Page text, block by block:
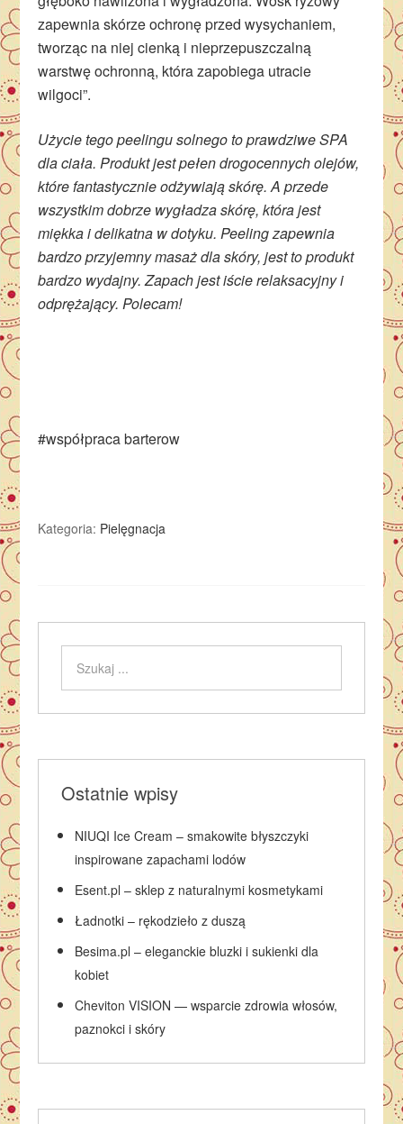
zapewnia skórze ochronę przed wysychaniem,
tworząc na niej cienką i nieprzepuszczalną
warstwę ochronną, która zapobiega utracie
wilgoci”.
Użycie tego peelingu solnego to prawdziwe SPA
dla ciała. Produkt jest pełen drogocennych olejów,
które fantastycznie odżywiają skórę. A przede
wszystkim dobrze wygładza skórę, która jest
miękka i delikatna w dotyku. Peeling zapewnia
bardzo przyjemny masaż dla skóry, jest to produkt
bardzo wydajny. Zapach jest iście relaksacyjny i
odprężający. Polecam!
#współpraca barterow
Kategoria: Pielęgnacja
Ostatnie wpisy
NIUQI Ice Cream – smakowite błyszczyki
inspirowane zapachami lodów
Esent.pl – sklep z naturalnymi kosmetykami
Ładnotki – rękodzieło z duszą
Besima.pl – eleganckie bluzki i sukienki dla
kobiet
Cheviton VISION — wsparcie zdrowia włosów,
paznokci i skóry